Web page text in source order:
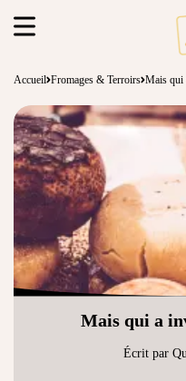
Accueil Fromages & Terroirs Mais qui
Mais qui a
Écrit par